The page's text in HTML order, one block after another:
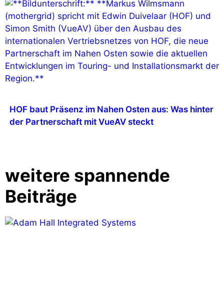
HOF baut Präsenz im Nahen Osten aus: Was hinter
der Partnerschaft mit VueAV steckt
weitere spannende
Beiträge